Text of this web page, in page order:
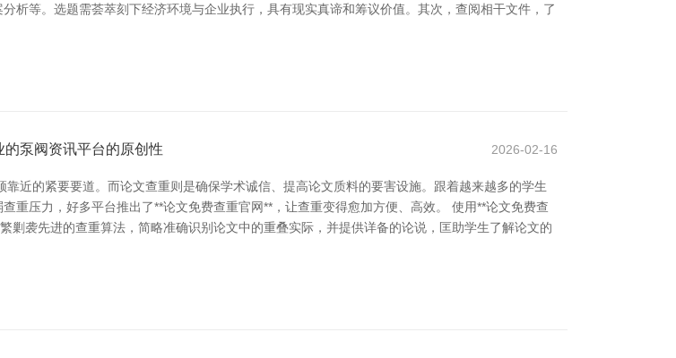
析等。选题需荟萃刻下经济环境与企业执行，具有现实真谛和筹议价值。其次，查阅相干文件，了
泵阀资讯平台的原创性 2026-02-16
近的紧要要道。而论文查重则是确保学术诚信、提高论文质料的要害设施。跟着越来越多的学生
重压力，好多平台推出了**论文免费查重官网**，让查重变得愈加方便、高效。 使用**论文免费查
剿袭先进的查重算法，简略准确识别论文中的重叠实际，并提供详备的论说，匡助学生了解论文的